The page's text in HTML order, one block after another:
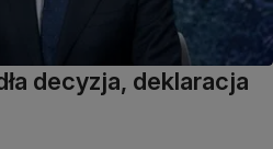
decyzja, deklaracja